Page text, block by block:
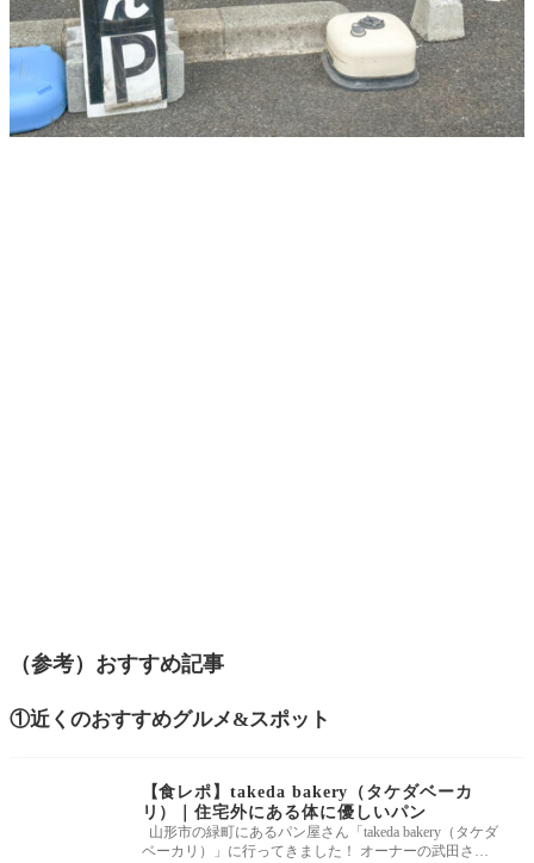
（参考）おすすめ記事
①近くのおすすめグルメ&スポット
【食レポ】takeda bakery（タケダベーカ
リ）｜住宅外にある体に優しいパン
山形市の緑町にあるパン屋さん「takeda bakery（タケダ
ベーカリ）」に行ってきました！ オーナーの武田さん